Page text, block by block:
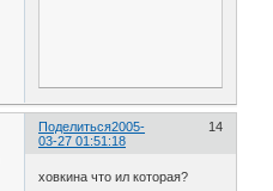
Поделиться 14
2005-
03-27 01:51:18
ховкина что ил которая?